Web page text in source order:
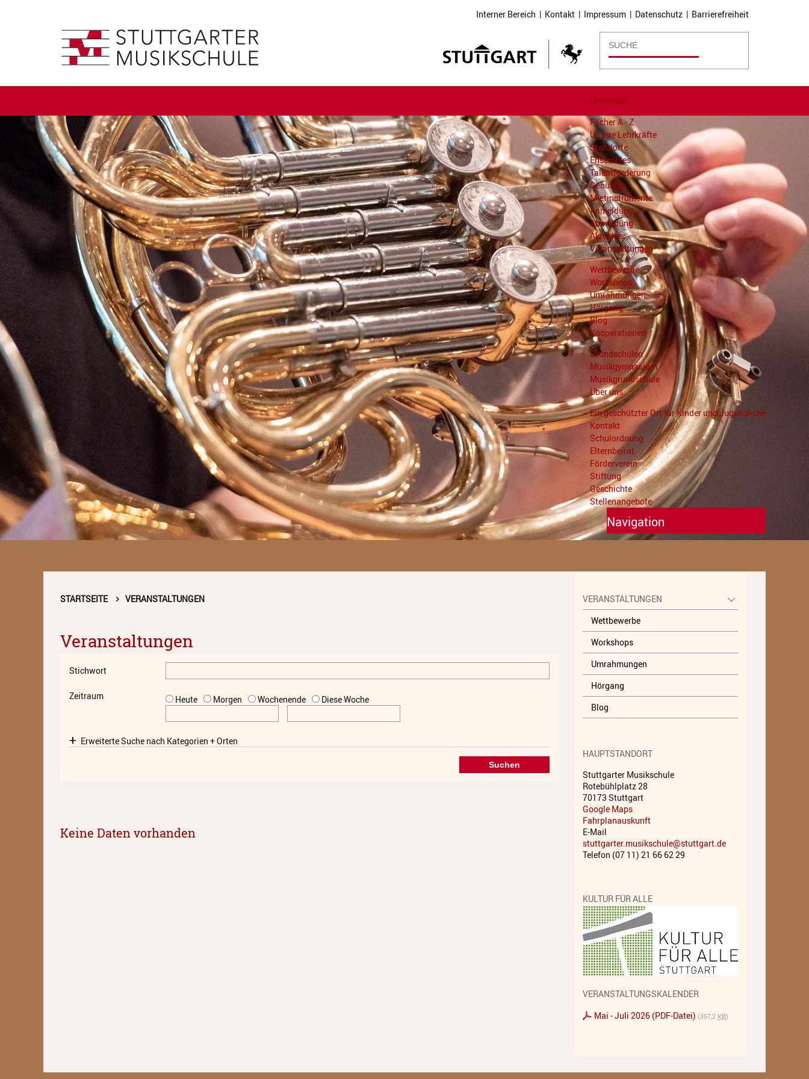
Interner Bereich | Kontakt | Impressum | Datenschutz | Barrierefreiheit
Unterricht
Fächer A - Z
Unsere Lehrkräfte
Standorte
Ensembles
Talentförderung
Gebühren
Mietinstrumente
Anmeldung
Abmeldung
Aktuelles
Veranstaltungen
Wettbewerbe
Workshops
Umrahmungen
Hörgang
Blog
Kooperationen
Grundschulen
Musikgymnasium
Musikgrundschule
Über uns
Ein geschützter Ort für Kinder und Jugendliche
Kontakt
Schulordnung
Elternbeirat
Förderverein
Stiftung
Geschichte
Stellenangebote
Navigation
Alte Musik
Blasinstrumente
Dirigieren
Elementare Musikpädagogik
Feldenkrais
Instrumentenkarussell
Komposition
Musikproduktion, DJing und
Recording
Coaching
MuM - Musikunterricht für
Menschen mit Behinderung
RockPopJazz
Schlaginstrumente
Streichinstrumente
Tasteninstrumente
STARTSEITE VERANSTALTUNGEN
Veranstaltungen
Stichwort
Zeitraum Heute Morgen Wochenende Diese Woche
Erweiterte Suche nach Kategorien + Orten
Keine Daten vorhanden
VERANSTALTUNGEN
Wettbewerbe
Workshops
Umrahmungen
Hörgang
Blog
HAUPTSTANDORT
Stuttgarter Musikschule
Rotebühlplatz 28
70173 Stuttgart
Google Maps
Fahrplanauskunft
E-Mail
stuttgarter.musikschule@stuttgart.de
Telefon (07 11) 21 66 62 29
KULTUR FÜR ALLE
VERANSTALTUNGSKALENDER
Mai - Juli 2026 (PDF-Datei) (357,2 KB)